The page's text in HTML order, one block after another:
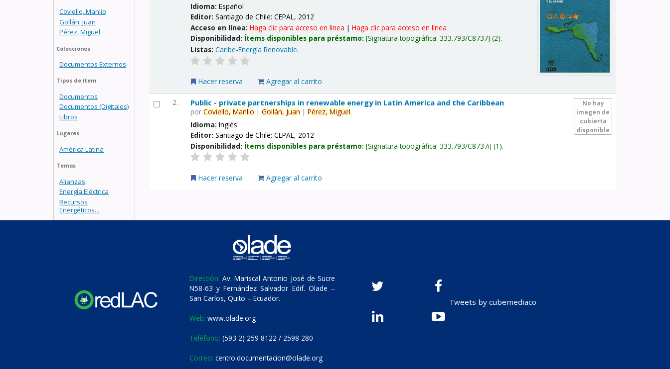
Coviello, Manlio
Gollán, Juan
Pérez, Miguel
Colecciones
Documentos Externos
Tipos de ítem
Documentos
Documentos (Digitales)
Libros
Lugares
América Latina
Temas
Alianzas
Energía Eléctrica
Recursos
Energéticos...
Idioma:Español
Editor:Santiago de Chile: CEPAL, 2012
Acceso en línea:Haga clic para acceso en línea |Haga clic para acceso en línea
Disponibilidad: Ítems disponibles para préstamo: Signatura topográfica:333.793/C8737 (2).
Listas: Caribe-Energía Renovable.
Hacer reserva Agregar al carrito
2.
No hay
imagen de
cubierta
disponible
Public - private partnerships in renewable energy in Latin America and the Caribbean
porCoviello, Manlio |Gollán, Juan |Pérez, Miguel.
Idioma:Inglés
Editor:Santiago de Chile: CEPAL, 2012
Disponibilidad: Ítems disponibles para préstamo: Signatura topográfica:333.793/C8737i (1).
Hacer reserva Agregar al carrito
Dirección: Av. Mariscal Antonio José de Sucre
N58-63 y Fernández Salvador Edif. Olade –
San Carlos, Quito – Ecuador.
Web: www.olade.org
Teléfono: (593 2) 259 8122 / 2598 280
Correo: centro.documentacion@olade.org
Tweets by cubemediaco